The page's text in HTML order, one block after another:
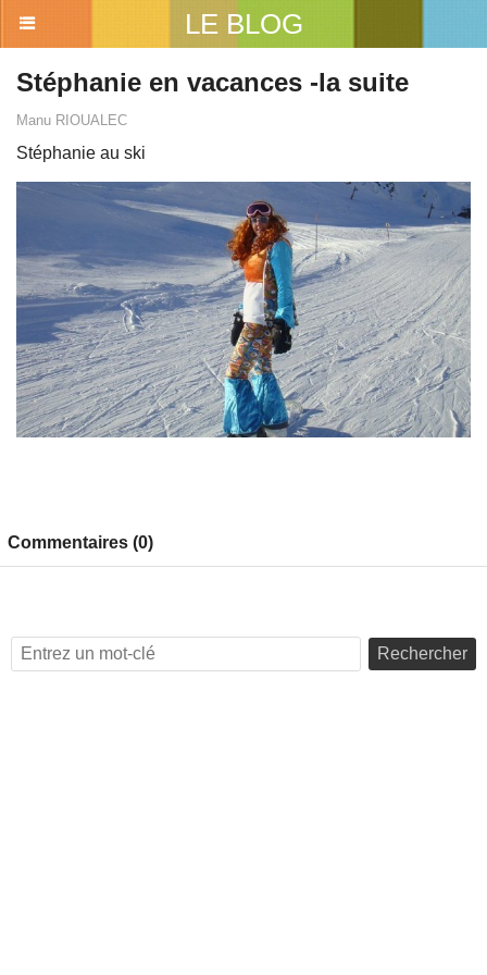
LE BLOG
Stéphanie en vacances -la suite
Manu RIOUALEC
Stéphanie au ski
Commentaires (0)
Rechercher